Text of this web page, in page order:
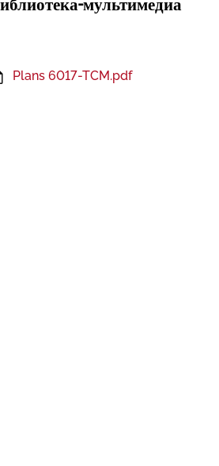
мультимедиа
Plans 6017-TCM.pdf